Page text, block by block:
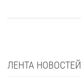
ЛЕНТА НОВОСТЕЙ